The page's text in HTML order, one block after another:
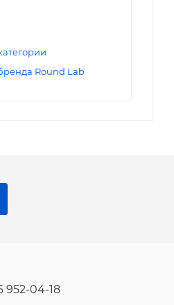
Round Lab
952-04-18